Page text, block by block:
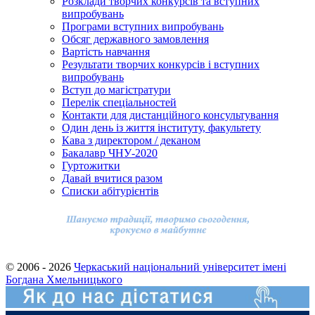
випробувань
Програми вступних випробувань
Обсяг державного замовлення
Вартість навчання
Результати творчих конкурсів і вступних
випробувань
Вступ до магістратури
Перелік спеціальностей
Контакти для дистанційного консультування
Один день із життя інституту, факультету
Кава з директором / деканом
Бакалавр ЧНУ-2020
Гуртожитки
Давай вчитися разом
Cписки абітурієнтів
© 2006 - 2026 Черкаський національний університет імені
Богдана Хмельницького